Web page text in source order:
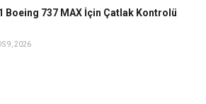
Boeing 737 MAX İçin Çatlak Kontrolü
9, 2026